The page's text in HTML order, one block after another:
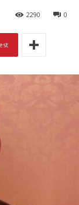
0
2290